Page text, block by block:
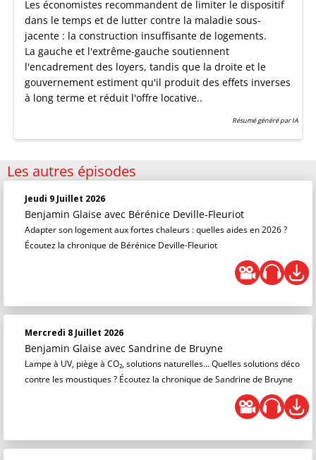
Les économistes recommandent de limiter le dispositif
dans le temps et de lutter contre la maladie sous-
jacente : la construction insuffisante de logements.
La gauche et l'extrême-gauche soutiennent
l'encadrement des loyers, tandis que la droite et le
gouvernement estiment qu'il produit des effets inverses
à long terme et réduit l'offre locative..
Résumé généré par IA
Les autres épisodes
Jeudi 9 Juillet 2026
Benjamin Glaise avec Bérénice Deville-Fleuriot
Adapter son logement aux fortes chaleurs : quelles aides en 2026 ?
Écoutez la chronique de Bérénice Deville-Fleuriot
Mercredi 8 Juillet 2026
Benjamin Glaise avec Sandrine de Bruyne
Lampe à UV, piège à CO₂, solutions naturelles… Quelles solutions déco
contre les moustiques ? Écoutez la chronique de Sandrine de Bruyne